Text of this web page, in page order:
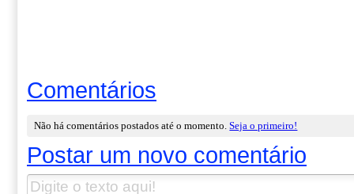
Comentários
Não há comentários postados até o momento.Seja o primeiro!
Postar um novo comentário